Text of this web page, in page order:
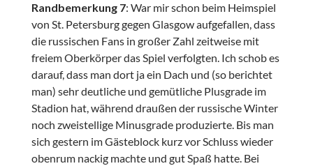
Randbemerkung 7: War mir schon beim Heimspiel
von St. Petersburg gegen Glasgow aufgefallen, dass
die russischen Fans in großer Zahl zeitweise mit
freiem Oberkörper das Spiel verfolgten. Ich schob es
darauf, dass man dort ja ein Dach und (so berichtet
man) sehr deutliche und gemütliche Plusgrade im
Stadion hat, während draußen der russische Winter
noch zweistellige Minusgrade produzierte. Bis man
sich gestern im Gästeblock kurz vor Schluss wieder
obenrum nackig machte und gut Spaß hatte. Bei